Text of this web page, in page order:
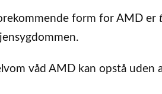
form for AMD er
våd AMD kan opstå uden